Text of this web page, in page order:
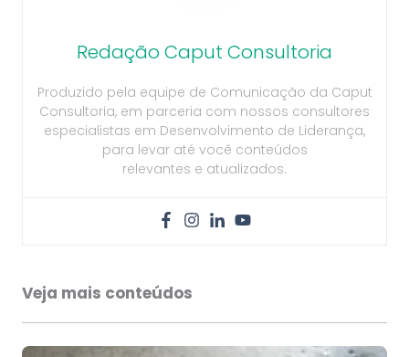
Redação Caput Consultoria
Produzido pela equipe de Comunicação da Caput
Consultoria, em parceria com nossos consultores
especialistas em Desenvolvimento de Liderança,
para levar até você conteúdos
relevantes e atualizados.
Veja mais conteúdos